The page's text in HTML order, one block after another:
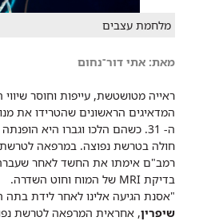
מלחמת עצבים
מאת: אתי דור־נחום
ראייה מטושטשת, עייפות וחוסר
המדאיגים הראשונים שהטרידו את
ה- 31. כשהם הלכו וגברו היא
חולה בטרשת נפוצה. במרפאה לטרשת
רמב"ם אימתו את החשד לאחר שעברה
בדיקת MRI של המוח וחוט השדרה.
"אסנת הגיעה אלינו לאחר לידת
שיפרין, אחראית המרפאה לטרשת